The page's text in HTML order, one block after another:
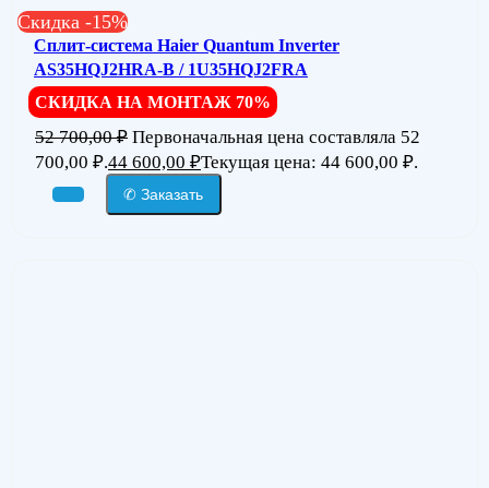
Скидка -15%
Сплит-система Haier Quantum Inverter
AS35HQJ2HRA-B / 1U35HQJ2FRA
СКИДКА НА МОНТАЖ 70%
52 700,00₽ Первоначальная цена составляла 52
700,00 ₽.44 600,00 ₽Текущая цена: 44 600,00 ₽.
✆ Заказать